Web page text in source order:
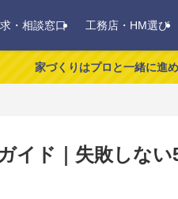
・相談窓口 工務店・HM選び
家づくりはプロと一緒に進
イド｜失敗しな